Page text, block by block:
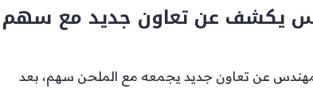
يكشف عن تعاون جديد مع سهم
عن تعاون جديد يجمعه مع الملحن سهم، بعد